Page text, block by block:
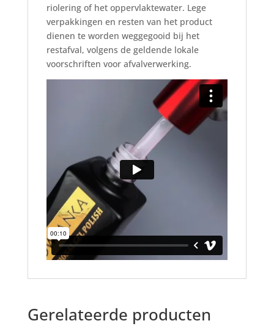
riolering of het oppervlaktewater. Lege
verpakkingen en resten van het product
dienen te worden weggegooid bij het
restafval, volgens de geldende lokale
voorschriften voor afvalverwerking.
Gerelateerde producten